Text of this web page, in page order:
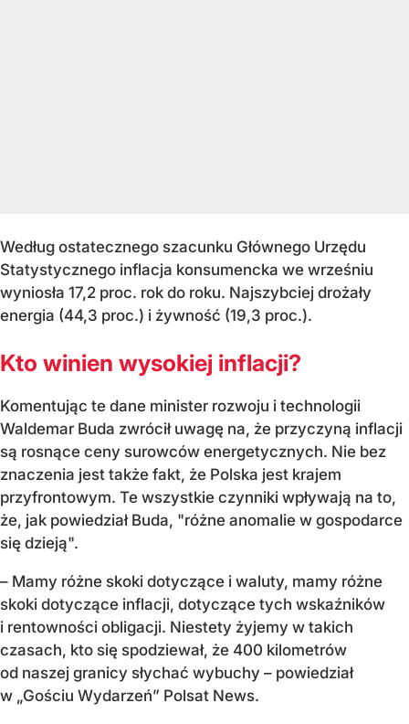
Według ostatecznego szacunku Głównego Urzędu
Statystycznego inflacja konsumencka we wrześniu
wyniosła 17,2 proc. rok do roku. Najszybciej drożały
energia (44,3 proc.) i żywność (19,3 proc.).
Kto winien wysokiej inflacji?
Komentując te dane minister rozwoju i technologii
Waldemar Buda zwrócił uwagę na, że przyczyną inflacji
są rosnące ceny surowców energetycznych. Nie bez
znaczenia jest także fakt, że Polska jest krajem
przyfrontowym. Te wszystkie czynniki wpływają na to,
że, jak powiedział Buda, "różne anomalie w gospodarce
się dzieją".
– Mamy różne skoki dotyczące i waluty, mamy różne
skoki dotyczące inflacji, dotyczące tych wskaźników
i rentowności obligacji. Niestety żyjemy w takich
czasach, kto się spodziewał, że 400 kilometrów
od naszej granicy słychać wybuchy – powiedział
w „Gościu Wydarzeń” Polsat News.